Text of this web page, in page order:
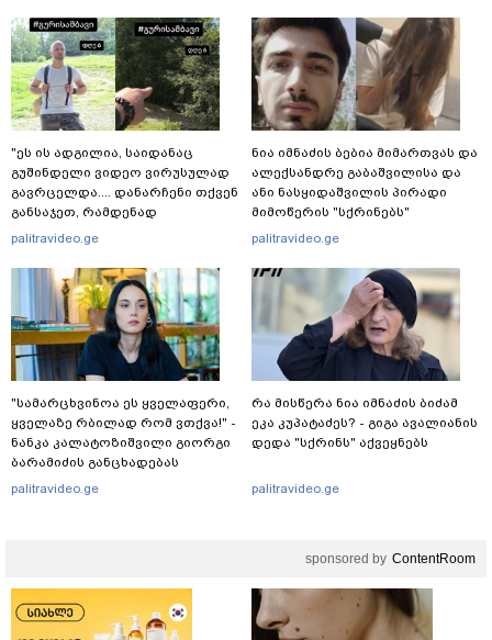
"ეს ის ადგილია, საიდანაც
გუშინდელი ვიდეო ვირუსულად
გავრცელდა.... დანარჩენი თქვენ
განსაჯეთ, რამდენად
შესაძლებელია აქ ადამიანის
აქვეყნებს კობა ახალაძე
მლეთიდან, სადაც 12 წლის წინ
გურამ დადიანიძე გაუჩინარდა?
palitravideo.ge
"სა­მარ­ცხვი­ნოა ეს ყვე­ლა­ფე­რი,
ყვე­ლა­ზე რბი­ლად რომ ვთქვა!" -
ნანკა კალატოზიშვილი გიორგი
ბარამიძის განცხადებას
ეხმაურება
palitravideo.ge
ნია იმნაძის ბებია მიმართვას და
ალექსანდრე გაბაშვილისა და
ანი ნასყიდაშვილის პირადი
მიმოწერის "სქრინებს"
ავრცელებს
palitravideo.ge
რა მისწერა ნია იმნაძის ბიძამ
ეკა კუპატაძეს? - გიგა ავალიანის
დედა "სქრინს" აქვეყნებს
palitravideo.ge
sponsored by ContentRoom